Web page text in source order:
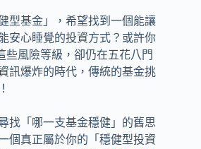
型基金」，希望找到一個能讓
安心睡覺的投資方式？或許你
些風險等級，卻仍在五花八門
訊爆炸的時代，傳統的基金挑
找「哪一支基金穩健」的舊思
個真正屬於你的「穩健型投資